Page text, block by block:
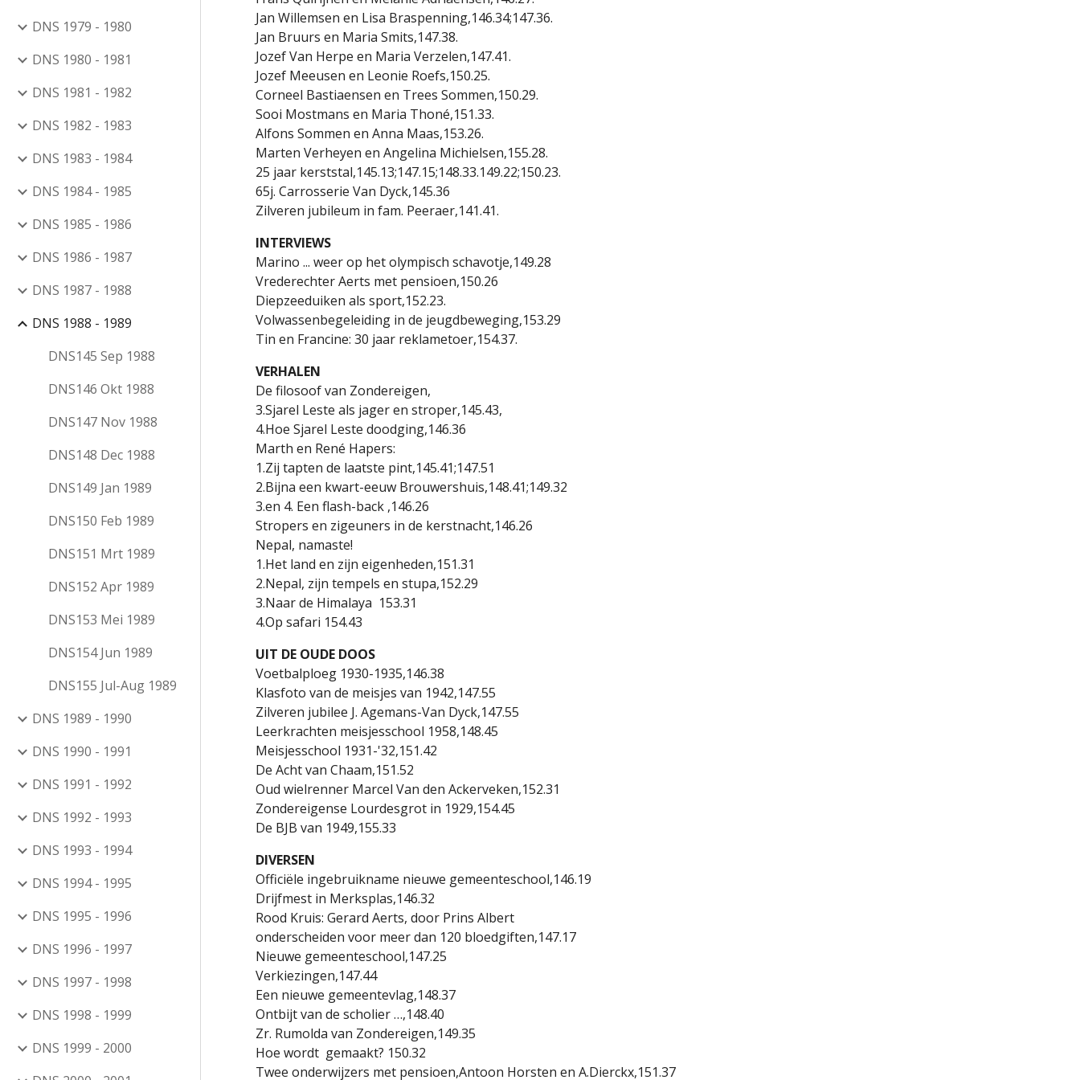
DNS 1979 - 1980
DNS 1980 - 1981
DNS 1981 - 1982
DNS 1982 - 1983
DNS 1983 - 1984
DNS 1984 - 1985
DNS 1985 - 1986
DNS 1986 - 1987
DNS 1987 - 1988
DNS 1988 - 1989
DNS145 Sep 1988
DNS146 Okt 1988
DNS147 Nov 1988
DNS148 Dec 1988
DNS149 Jan 1989
DNS150 Feb 1989
DNS151 Mrt 1989
DNS152 Apr 1989
DNS153 Mei 1989
DNS154 Jun 1989
DNS155 Jul-Aug 1989
DNS 1989 - 1990
DNS 1990 - 1991
DNS 1991 - 1992
DNS 1992 - 1993
DNS 1993 - 1994
DNS 1994 - 1995
DNS 1995 - 1996
DNS 1996 - 1997
DNS 1997 - 1998
DNS 1998 - 1999
DNS 1999 - 2000
Jan Willemsen en Lisa Braspenning,146.34;147.36.
Jan Bruurs en Maria Smits,147.38.
Jozef Van Herpe en Maria Verzelen,147.41.
Jozef Meeusen en Leonie Roefs,150.25.
Corneel Bastiaensen en Trees Sommen,150.29.
Sooi Mostmans en Maria Thoné,151.33.
Alfons Sommen en Anna Maas,153.26.
Marten Verheyen en Angelina Michielsen,155.28.
25 jaar kerststal,145.13;147.15;148.33.149.22;150.23.
65j. Carrosserie Van Dyck,145.36
Zilveren jubileum in fam. Peeraer,141.41.
INTERVIEWS
Marino ... weer op het olympisch schavotje,149.28
Vrederechter Aerts met pensioen,150.26
Diepzeeduiken als sport,152.23.
Volwassenbegeleiding in de jeugdbeweging,153.29
Tin en Francine: 30 jaar reklametoer,154.37.
VERHALEN
De filosoof van Zondereigen,
3.Sjarel Leste als jager en stroper,145.43,
4.Hoe Sjarel Leste doodging,146.36
Marth en René Hapers:
1.Zij tapten de laatste pint,145.41;147.51
2.Bijna een kwart-eeuw Brouwershuis,148.41;149.32
3.en 4. Een flash-back ,146.26
Stropers en zigeuners in de kerstnacht,146.26
Nepal, namaste!
1.Het land en zijn eigenheden,151.31
2.Nepal, zijn tempels en stupa,152.29
3.Naar de Himalaya 153.31
4.Op safari 154.43
UIT DE OUDE DOOS
Voetbalploeg 1930-1935,146.38
Klasfoto van de meisjes van 1942,147.55
Zilveren jubilee J. Agemans-Van Dyck,147.55
Leerkrachten meisjesschool 1958,148.45
Meisjesschool 1931-'32,151.42
De Acht van Chaam,151.52
Oud wielrenner Marcel Van den Ackerveken,152.31
Zondereigense Lourdesgrot in 1929,154.45
De BJB van 1949,155.33
DIVERSEN
Officiële ingebruikname nieuwe gemeenteschool,146.19
Drijfmest in Merksplas,146.32
Rood Kruis: Gerard Aerts, door Prins Albert
onderscheiden voor meer dan 120 bloedgiften,147.17
Nieuwe gemeenteschool,147.25
Verkiezingen,147.44
Een nieuwe gemeentevlag,148.37
Ontbijt van de scholier …,148.40
Zr. Rumolda van Zondereigen,149.35
Hoe wordt gemaakt? 150.32
Twee onderwijzers met pensioen,Antoon Horsten en A.Dierckx,151.37